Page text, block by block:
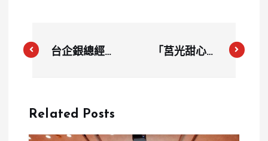
台企銀總經理
呻吟錄音流出
「莒光甜心」
Related Posts